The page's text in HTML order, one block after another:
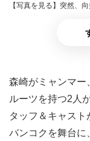
【写真を見る】突然、
森崎がミャンマー
ルーツを持つ2人
タッフ＆キャス
バンコクを舞台に